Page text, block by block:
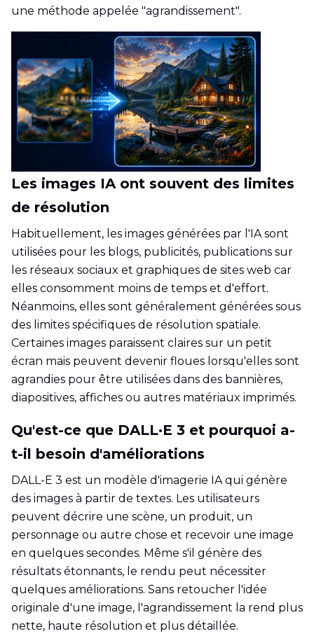
une méthode appelée "agrandissement".
Les images IA ont souvent des limites
de résolution
Habituellement, les images générées par l'IA sont
utilisées pour les blogs, publicités, publications sur
les réseaux sociaux et graphiques de sites web car
elles consomment moins de temps et d'effort.
Néanmoins, elles sont généralement générées sous
des limites spécifiques de résolution spatiale.
Certaines images paraissent claires sur un petit
écran mais peuvent devenir floues lorsqu'elles sont
agrandies pour être utilisées dans des bannières,
diapositives, affiches ou autres matériaux imprimés.
Qu'est-ce que DALL·E 3 et pourquoi a-
t-il besoin d'améliorations
DALL-E 3 est un modèle d'imagerie IA qui génère
des images à partir de textes. Les utilisateurs
peuvent décrire une scène, un produit, un
personnage ou autre chose et recevoir une image
en quelques secondes. Même s'il génère des
résultats étonnants, le rendu peut nécessiter
quelques améliorations. Sans retoucher l'idée
originale d'une image, l'agrandissement la rend plus
nette, haute résolution et plus détaillée.